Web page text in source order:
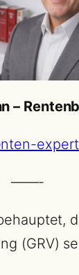
–
——-
(GRV)